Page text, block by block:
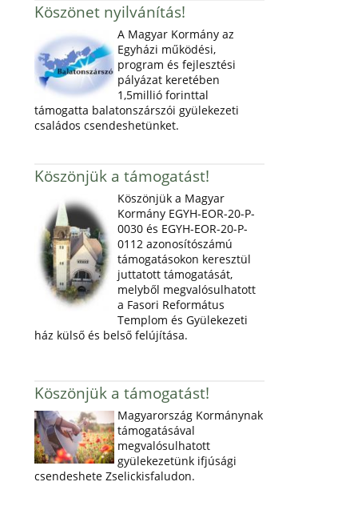
Köszönet nyilvánítás!
A Magyar Kormány az
Egyházi működési,
program és fejlesztési
pályázat keretében
1,5millió forinttal
támogatta balatonszárszói gyülekezeti
családos csendeshetünket.
Köszönjük a támogatást!
Köszönjük a Magyar
Kormány EGYH-EOR-20-P-
0030 és EGYH-EOR-20-P-
0112 azonosítószámú
támogatásokon keresztül
juttatott támogatását,
melyből megvalósulhatott
a Fasori Református
Templom és Gyülekezeti
ház külső és belső felújítása.
Köszönjük a támogatást!
Magyarország Kormánynak
támogatásával
megvalósulhatott
gyülekezetünk ifjúsági
csendeshete Zselickisfaludon.